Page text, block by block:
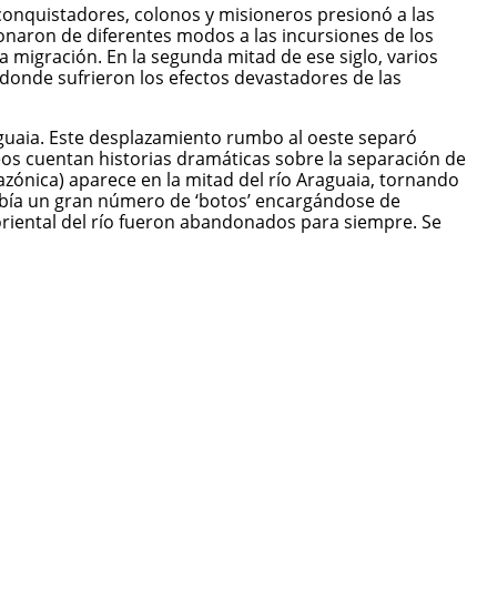
colonos y misioneros presionó a las
de diferentes modos a las incursiones de los
En la segunda mitad de ese siglo, varios
sufrieron los efectos devastadores de las
Este desplazamiento rumbo al oeste separó
cuentan historias dramáticas sobre la separación de
aparece en la mitad del río Araguaia, tornando
un gran número de ‘botos’ encargándose de
del río fueron abandonados para siempre. Se